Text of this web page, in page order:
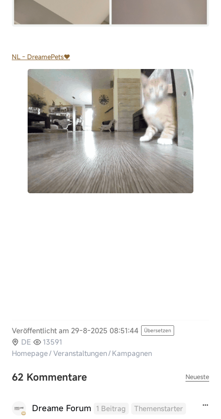
NL - DreamePets♥️
Veröffentlicht am 29-8-2025 08:51:44 Übersetzen
DE
13591
Homepage/ Veranstaltungen/ Kampagnen
62 Kommentare Neueste
Dreame Forum 1 Beitrag Themenstarter